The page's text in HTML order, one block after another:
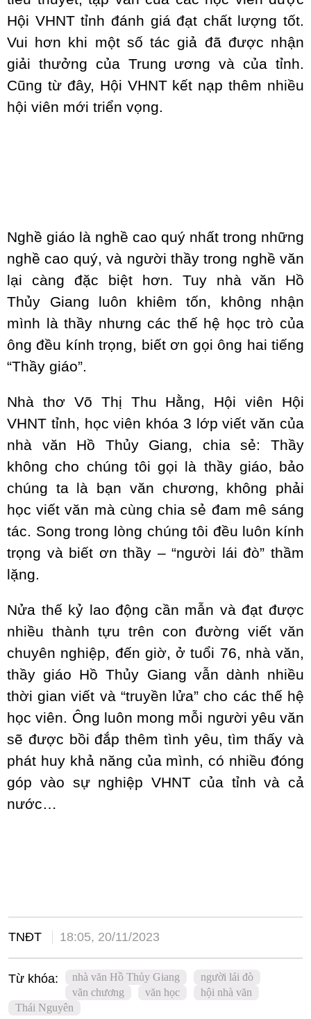
Hội VHNT tỉnh đánh giá đạt chất lượng tốt.
Vui hơn khi một số tác giả đã được nhận
giải thưởng của Trung ương và của tỉnh.
Cũng từ đây, Hội VHNT kết nạp thêm nhiều
hội viên mới triển vọng.
Nghề giáo là nghề cao quý nhất trong những
nghề cao quý, và người thầy trong nghề văn
lại càng đặc biệt hơn. Tuy nhà văn Hồ
Thủy Giang luôn khiêm tốn, không nhận
mình là thầy nhưng các thế hệ học trò của
ông đều kính trọng, biết ơn gọi ông hai tiếng
“Thầy giáo”.
Nhà thơ Võ Thị Thu Hằng, Hội viên Hội
VHNT tỉnh, học viên khóa 3 lớp viết văn của
nhà văn Hồ Thủy Giang, chia sẻ: Thầy
không cho chúng tôi gọi là thầy giáo, bảo
chúng ta là bạn văn chương, không phải
học viết văn mà cùng chia sẻ đam mê sáng
tác. Song trong lòng chúng tôi đều luôn kính
trọng và biết ơn thầy – “người lái đò” thầm
lặng.
Nửa thế kỷ lao động cần mẫn và đạt được
nhiều thành tựu trên con đường viết văn
chuyên nghiệp, đến giờ, ở tuổi 76, nhà văn,
thầy giáo Hồ Thủy Giang vẫn dành nhiều
thời gian viết và “truyền lửa” cho các thế hệ
học viên. Ông luôn mong mỗi người yêu văn
sẽ được bồi đắp thêm tình yêu, tìm thấy và
phát huy khả năng của mình, có nhiều đóng
góp vào sự nghiệp VHNT của tỉnh và cả
nước…
TNĐT 18:05, 20/11/2023
Từ khóa: nhà văn Hồ Thủy Giang
người lái đò
văn chương
văn học
hội nhà văn
Thái Nguyên